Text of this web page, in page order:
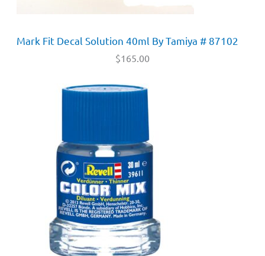
Mark Fit Decal Solution 40ml By Tamiya # 87102
$165.00